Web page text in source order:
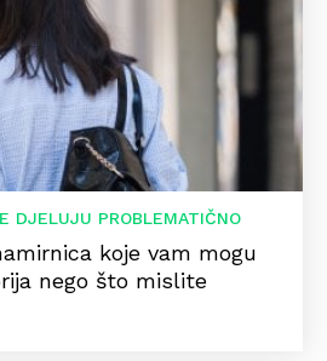
DJELUJU PROBLEMATIČNO
koje vam mogu
nego što mislite